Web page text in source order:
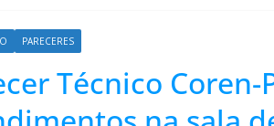
PARECERES
Técnico